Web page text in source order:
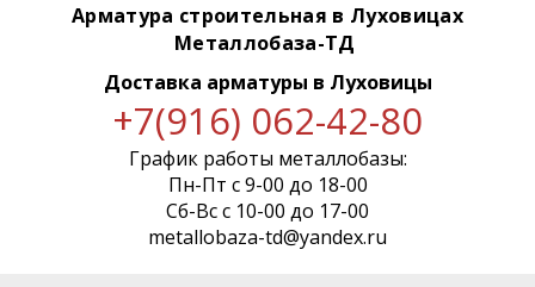
Арматура строительная в Луховицах
Металлобаза-ТД
Доставка арматуры в Луховицы
+7(916) 062-42-80
График работы металлобазы:
Пн-Пт с 9-00 до 18-00
Сб-Вс с 10-00 до 17-00
metallobaza-td@yandex.ru